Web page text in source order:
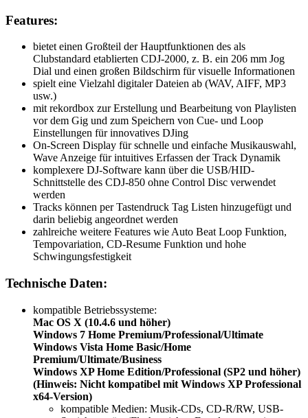
Features:
bietet einen Großteil der Hauptfunktionen des als
Clubstandard etablierten CDJ-2000, z. B. ein 206 mm Jog
Dial und einen großen Bildschirm für visuelle Informationen
spielt eine Vielzahl digitaler Dateien ab (WAV, AIFF, MP3
usw.)
mit rekordbox zur Erstellung und Bearbeitung von Playlisten
vor dem Gig und zum Speichern von Cue- und Loop
Einstellungen für innovatives DJing
On-Screen Display für schnelle und einfache Musikauswahl,
Wave Anzeige für intuitives Erfassen der Track Dynamik
komplexere DJ-Software kann über die USB/HID-
Schnittstelle des CDJ-850 ohne Control Disc verwendet
werden
Tracks können per Tastendruck Tag Listen hinzugefügt und
darin beliebig angeordnet werden
zahlreiche weitere Features wie Auto Beat Loop Funktion,
Tempovariation, CD-Resume Funktion und hohe
Schwingungsfestigkeit
Technische Daten:
kompatible Betriebssysteme:
Mac OS X (10.4.6 und höher)
Windows 7 Home Premium/Professional/Ultimate
Windows Vista Home Basic/Home
Premium/Ultimate/Business
Windows XP Home Edition/Professional (SP2 und höher)
(Hinweis: Nicht kompatibel mit Windows XP Professional
x64-Version)
kompatible Medien: Musik-CDs, CD-R/RW, USB-